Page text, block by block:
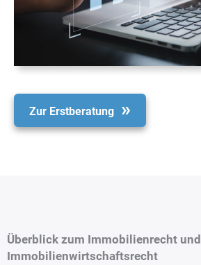
Zur Erstberatung
Überblick zum Immobilienrecht und
Immobilienwirtschaftsrecht